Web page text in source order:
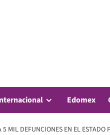
Edomex
5 MIL DEFUNCIONES EN EL ESTADO